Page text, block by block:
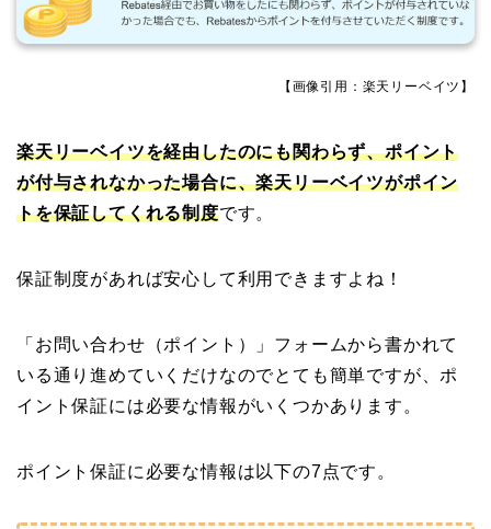
【画像引用：楽天リーベイツ】
楽天リーベイツを経由したのにも関わらず、ポイント
が付与されなかった場合に、楽天リーベイツがポイン
トを保証してくれる制度です。
保証制度があれば安心して利用できますよね！
「お問い合わせ（ポイント）」フォームから書かれて
いる通り進めていくだけなのでとても簡単ですが、ポ
イント保証には必要な情報がいくつかあります。
ポイント保証に必要な情報は以下の7点です。